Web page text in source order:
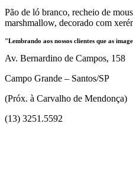
Pão de ló branco, recheio de
marshmallow, decorado com
"Lembrando aos nossos clientes que as
Av. Bernardino de Campos, 158
Campo Grande – Santos/SP
(Próx. à Carvalho de Mendonça)
(13) 3251.5592